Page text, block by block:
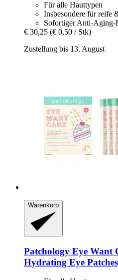
Für alle Hauttypen
Insbesondere für reife
Sofortiger Anti-Aging-
€ 30,25 (€ 0,50 / Stk)
Zustellung bis 13. August
Warenkorb
Patchology Eye Want
Hydrating Eye